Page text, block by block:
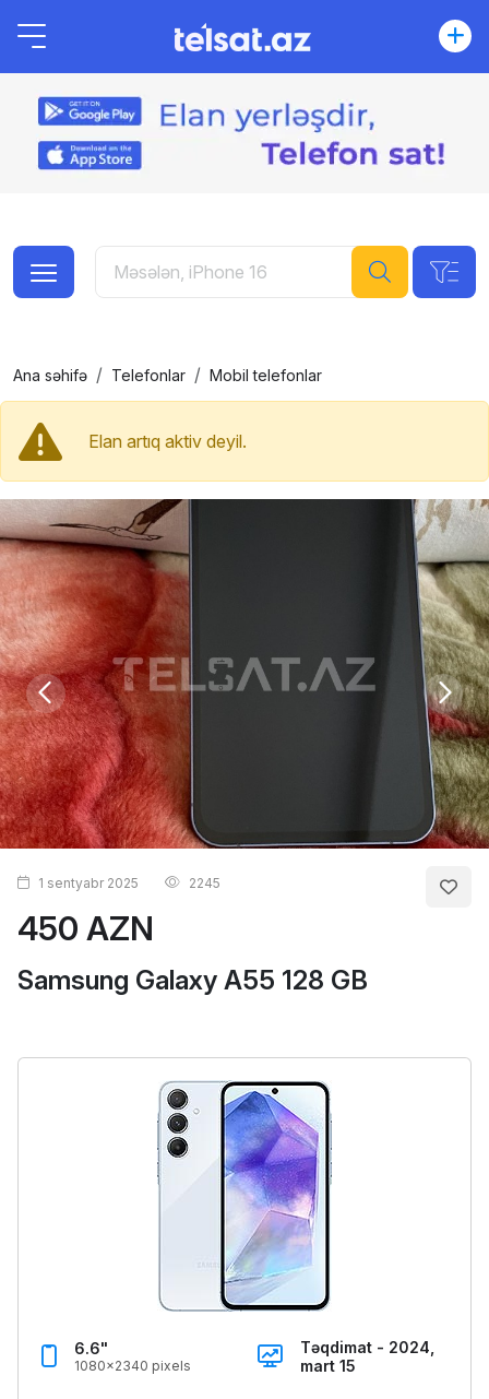
Ana səhifə Telefonlar Mobil telefonlar
Elan artıq aktiv deyil.
450 AZN
Samsung Galaxy A55 128 GB
1 sentyabr 2025 2245
6.6"
1080x2340 pixels
Təqdimat - 2024,
mart 15